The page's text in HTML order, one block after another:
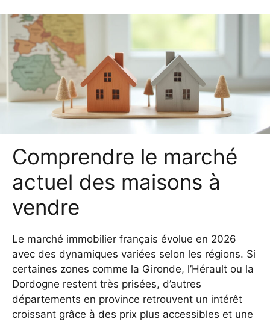
Comprendre le marché
actuel des maisons à
vendre
Le marché immobilier français évolue en 2026
avec des dynamiques variées selon les régions. Si
certaines zones comme la Gironde, l’Hérault ou la
Dordogne restent très prisées, d’autres
départements en province retrouvent un intérêt
croissant grâce à des prix plus accessibles et une